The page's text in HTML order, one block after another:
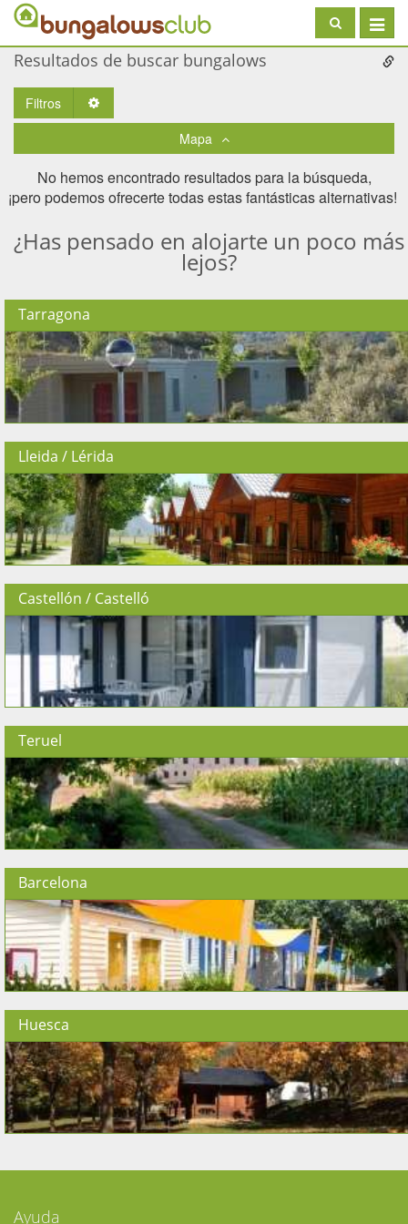
Toggle
Resultados de buscar bungalows
Filtros
Mapa
No hemos encontrado resultados para la búsqueda,
¡pero podemos ofrecerte todas estas fantásticas alternativas! ​
¿Has pensado en alojarte un poco más
lejos?
Tarragona
Lleida / Lérida
Castellón / Castelló
Teruel
Barcelona
Huesca
Ayuda